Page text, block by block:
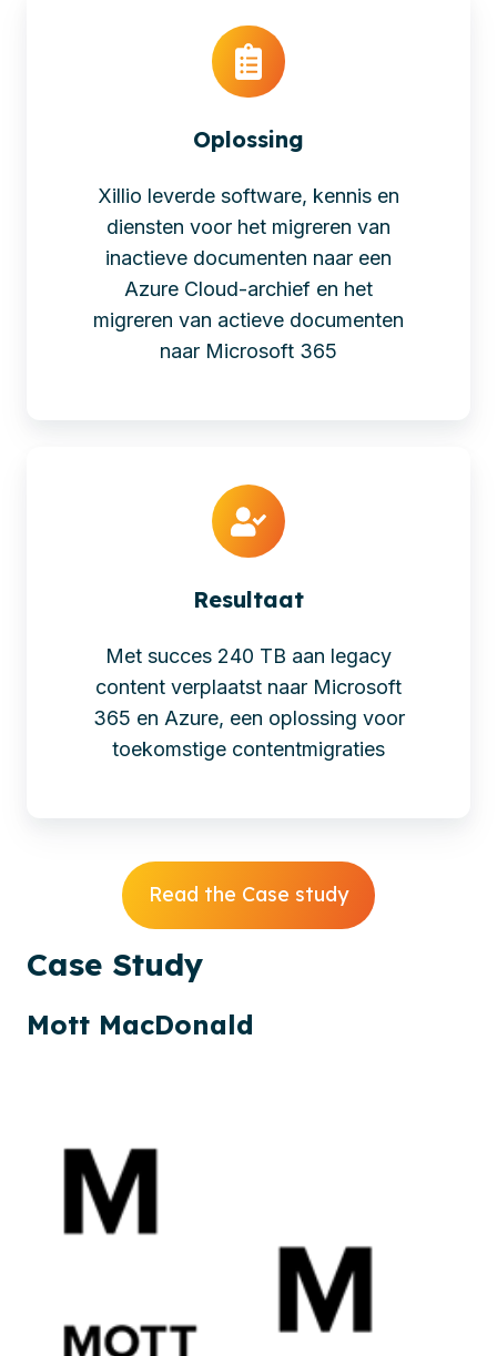
Oplossing
Xillio leverde software, kennis en
diensten voor het migreren van
inactieve documenten naar een
Azure Cloud-archief en het
migreren van actieve documenten
naar Microsoft 365
Resultaat
Met succes 240 TB aan legacy
content verplaatst naar Microsoft
365 en Azure, een oplossing voor
toekomstige contentmigraties
Read the Case study
Case Study
Mott MacDonald